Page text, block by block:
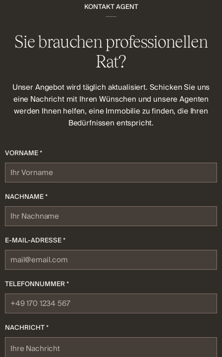
KONTAKT AGENT
Sie brauchen professionellen
Rat?
Unser Angebot wird täglich aktualisiert. Schicken Sie uns
eine Nachricht mit Ihren Wünschen und unsere Agenten
werden Ihnen helfen, eine Immobilie zu finden, die Ihren
Bedürfnissen entspricht.
VORNAME *
NACHNAME *
E-MAIL-ADRESSE *
TELEFONNUMMER *
NACHRICHT *